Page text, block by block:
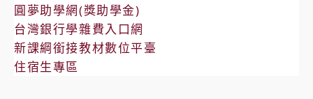
圓夢助學網(獎助學金)
台灣銀行學雜費入口網
新課綱銜接教材數位平臺
住宿生專區